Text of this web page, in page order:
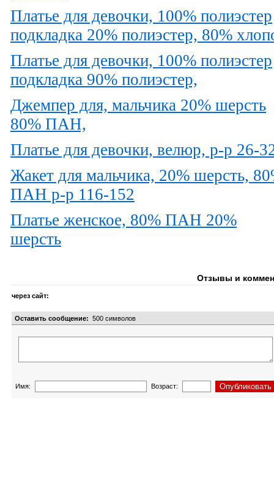
Платье для девочки, 100% полиэстер
подкладка 20% полиэстер, 80%
Платье для девочки, 100% полиэстер
подкладка 90% полиэстер,
Джемпер для, мальчика 20% шерсть
80% ПАН,
Платье для девочки, велюр, р-р 26-
Жакет для мальчика, 20% шерсть,
ПАН р-р 116-152
Платье женское, 80% ПАН 20%
шерсть
Отзывы и
через сайт:
Оставить сообщение: 500 символов
Имя: Возраст: